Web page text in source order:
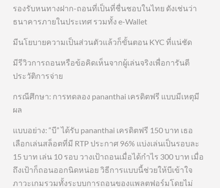
รองรับหนทางฝาก-ถอนที่เป็นที่ชื่นชอบในไทย ดังเช่นว่า
ธนาคารภายในประเทศ รวมทั้ง e-Wallet
มีนโยบายความเป็นส่วนตัวแล้วก็ขั้นตอน KYC ที่แน่ชัด
มีรีวิวการถอนหรือข้อคิดเห็นจากผู้เล่นจริงเพื่อการันตี
ประวัติการจ่าย
กรณีศึกษา: การทดลอง pananthai เครดิตฟรี แบบมีเหตุมี
ผล
แบบอย่าง: “บี” ได้รับ pananthai เครดิตฟรี 150 บาท เธอ
เลือกเล่นสล็อตที่มี RTP ประกาศ 96% แบ่งเล่นเป็นรอบละ
15 บาท เล่น 10 รอบ วางเป้าถอนเมื่อได้กำไร 300 บาท เมื่อ
ถึงเป้าก็ถอนออกนิดหน่อย วิธีการแบบนี้ช่วยให้บีเข้าใจ
ภาวะเกมรวมทั้งระบบการถอนของแพลตฟอร์มโดยไม่